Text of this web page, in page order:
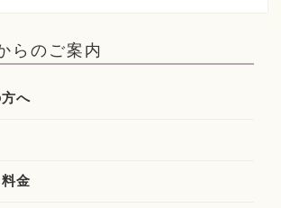
らのご案内
へ
金